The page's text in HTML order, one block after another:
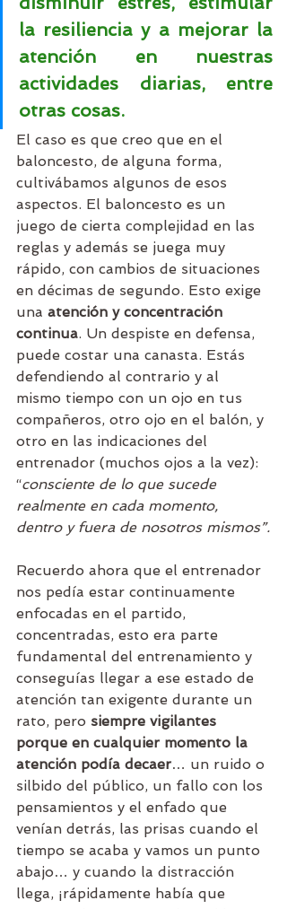
la resiliencia y a mejorar la
atención en nuestras
actividades diarias, entre
otras cosas.
El caso es que creo que en el
baloncesto, de alguna forma,
cultivábamos algunos de esos
aspectos. El baloncesto es un
juego de cierta complejidad en las
reglas y además se juega muy
rápido, con cambios de situaciones
en décimas de segundo. Esto exige
una atención y concentración
continua. Un despiste en defensa,
puede costar una canasta. Estás
defendiendo al contrario y al
mismo tiempo con un ojo en tus
compañeros, otro ojo en el balón, y
otro en las indicaciones del
entrenador (muchos ojos a la vez):
“consciente de lo que sucede
realmente en cada momento,
dentro y fuera de nosotros mismos”.
Recuerdo ahora que el entrenador
nos pedía estar continuamente
enfocadas en el partido,
concentradas, esto era parte
fundamental del entrenamiento y
conseguías llegar a ese estado de
atención tan exigente durante un
rato, pero siempre vigilantes
porque en cualquier momento la
atención podía decaer… un ruido o
silbido del público, un fallo con los
pensamientos y el enfado que
venían detrás, las prisas cuando el
tiempo se acaba y vamos un punto
abajo… y cuando la distracción
llega, ¡rápidamente había que